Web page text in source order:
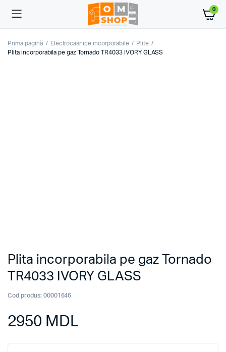
0
Prima pagină Electrocasnice incorporabile
Plite
Plita incorporabila pe gaz Tornado TR4033 IVORY GLASS
Plita incorporabila pe gaz Tornado
TR4033 IVORY GLASS
Cod produs: 00001646
2950 MDL